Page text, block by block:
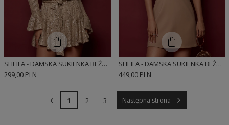
SHEILA - DAMSKA SUKIENKA BEŻOWA CEKINOWA O LUŹNYM KROJU Z PASKIEM MINI 'GLITTER KISS'
299,00 PLN
SHEILA - DAMSKA SUKIENKA BEŻOWA Z KOKARDKAMI I BUFKAMI MINI 'ELIOT'
449,00 PLN
1 2 3 Następna strona